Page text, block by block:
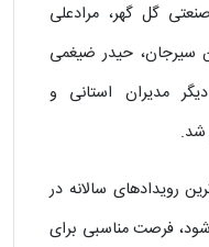
گل‌ گهر، مرادعلی
سیرجان، حیدر ضیغمی
مدیران استانی و
شد.
رویدادهای سالانه در
فرصت مناسبی برای